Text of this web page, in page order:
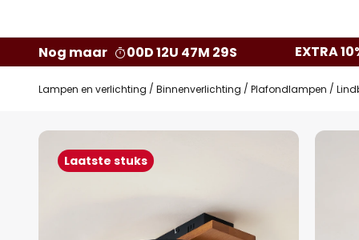
webwinkel
Nog maar 00D 12U 47M 28S EXTRA
Lampen en verlichting Binnenverlichting Plafondlampen
Laatste stuks
Ga
naar